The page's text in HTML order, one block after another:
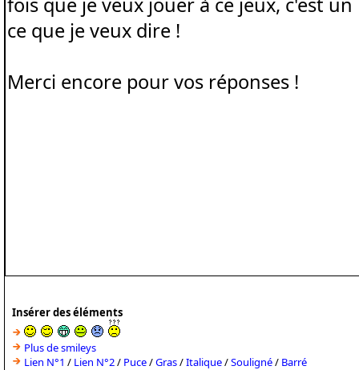
Insérer des éléments
Plus de smileys
Lien N°1 / Lien N°2/ Puce/Gras/Italique/Souligné/ Barré